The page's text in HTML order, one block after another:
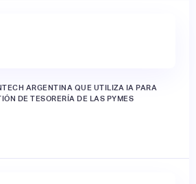
ARGENTINA QUE UTILIZA IA PARA
DE TESORERÍA DE LAS PYMES